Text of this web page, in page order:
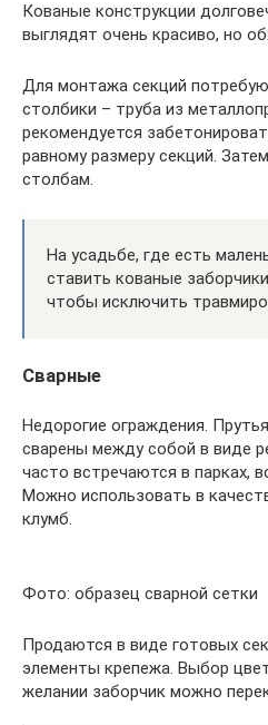
Кованые конструкции
выглядят очень красиво, но
Для монтажа секций
столбики – труба из
рекомендуется
равному размеру секций.
столбам.
На усадьбе, где есть
ставить кованые
чтобы исключить
Сварные
Недорогие ограждения.
сварены между собой в виде
часто встречаются в парках,
Можно использовать в
клумб.
Фото: образец сварной сетки
Продаются в виде готовых
элементы крепежа. Выбор
желании заборчик можно